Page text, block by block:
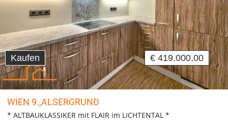
Kaufen € 419.000,00
WIEN 9.,ALSERGRUND
* ALTBAUKLASSIKER mit FLAIR im LICHTENTAL *